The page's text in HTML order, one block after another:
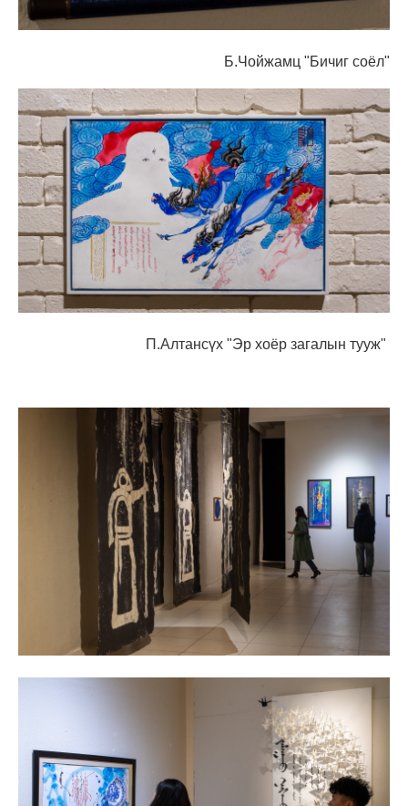
Б.Чойжамц "Бичиг соёл"
П.Алтансүх "Эр хоёр загалын тууж"